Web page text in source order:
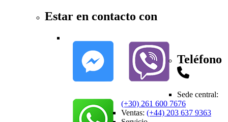
Estar en contacto con
Teléfono
Sede central:
(+30) 261 600 7676
Ventas: (+44) 203 637 9363